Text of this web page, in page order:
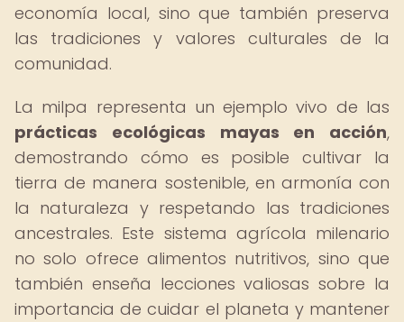
economía local, sino que también preserva
las tradiciones y valores culturales de la
comunidad.
La milpa representa un ejemplo vivo de las
prácticas ecológicas mayas en acción,
demostrando cómo es posible cultivar la
tierra de manera sostenible, en armonía con
la naturaleza y respetando las tradiciones
ancestrales. Este sistema agrícola milenario
no solo ofrece alimentos nutritivos, sino que
también enseña lecciones valiosas sobre la
importancia de cuidar el planeta y mantener